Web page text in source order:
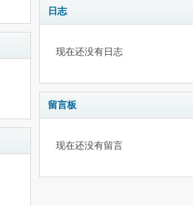
日志
现在还没有日志
留言板
现在还没有留言